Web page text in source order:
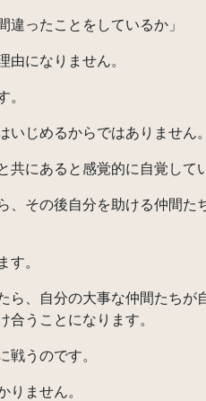
ったことをしているか」
になりません。
じめるからではありません。
にあると感覚的に自覚して
その後自分を助ける仲間た
。
、自分の大事な仲間たちが
うことになります。
うのです。
ません。